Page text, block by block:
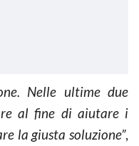
Nelle ultime due
al fine di aiutare i
la giusta soluzione”,